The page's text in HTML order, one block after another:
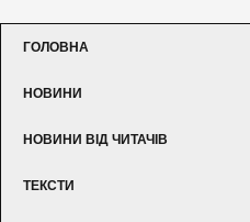
ГОЛОВНА
НОВИНИ
НОВИНИ ВІД ЧИТАЧІВ
ТЕКСТИ